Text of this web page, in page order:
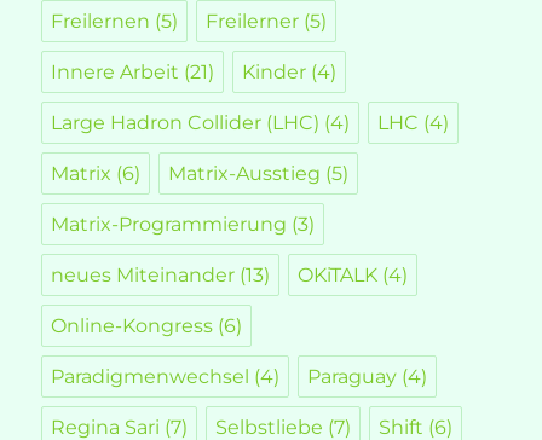
Freilernen (5) Freilerner (5)
Innere Arbeit (21) Kinder (4)
Large Hadron Collider (LHC) (4) LHC (4)
Matrix (6) Matrix-Ausstieg (5)
Matrix-Programmierung (3)
neues Miteinander (13) OKiTALK (4)
Online-Kongress (6)
Paradigmenwechsel (4) Paraguay (4)
Regina Sari (7) Selbstliebe (7) Shift (6)